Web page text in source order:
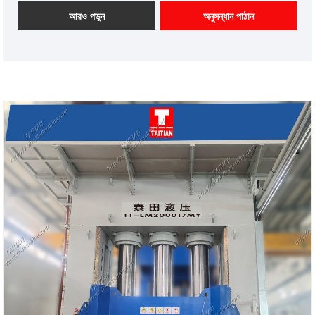
অর্থ প্রদান: টি/টি, এল/সি
পণ্য উত্স: চীন
নেতৃত্বের সময়: প্রায় 4 মাস
উপাদান: পিএলসি-সিমেন্স মিতসুবিশি
এইচএমআই-সিমেন্স এবং ওয়েইনভিউ
আরও পড়ুন অনুসন্ধান পাঠান